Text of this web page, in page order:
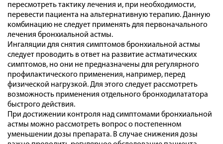
пересмотреть тактику лечения и, при необходимости,
перевести пациента на альтернативную терапию. Данную
комбинацию не следует применять для первоначального
лечения бронхиальной астмы.
Ингаляции для снятия симптомов бронхиальной астмы
следует проводить в ответ на развитие астматических
симптомов, но они не предназначены для регулярного
профилактического применения, например, перед
физической нагрузкой. Для этого следует рассмотреть
возможность применения отдельного бронходилататора
быстрого действия.
При достижении контроля над симптомами бронхиальной
астмы можно рассмотреть вопрос о постепенном
уменьшении дозы препарата. В случае снижения дозы